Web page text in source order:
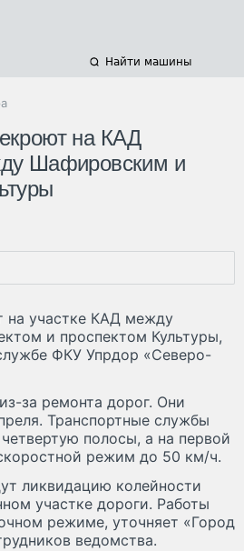
Найти машины
на КАД
Шафировским и
на участке КАД между
и проспектом Культуры,
ФКУ Упрдор «Северо-
за ремонта дорог. Они
Транспортные службы
полосы, а на первой
режим до 50 км/ч.
ликвидацию колейности
участке дороги. Работы
режиме, уточняет «Город
ведомства.